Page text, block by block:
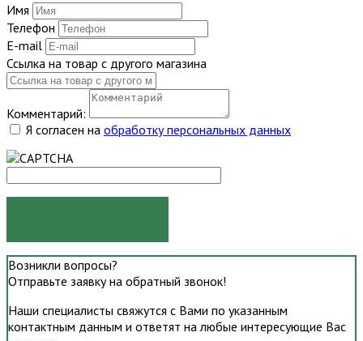
Имя
Телефон
E-mail
Ссылка на товар с другого магазина
Комментарий:
Я согласен на обработку персональных данных
Возникли вопросы?
Отправьте заявку на обратный звонок!
Наши специалисты свяжутся с Вами по указанным
контактным данным и ответят на любые интересующие Вас